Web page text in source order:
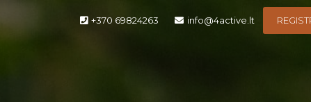
+370 69824263 info@4active.lt